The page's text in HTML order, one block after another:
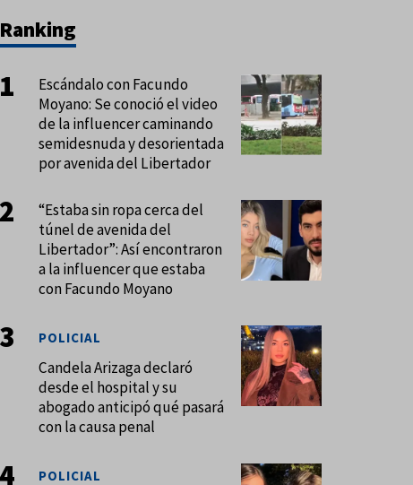
Ranking
Escándalo con Facundo
Moyano: Se conoció el video
de la influencer caminando
semidesnuda y desorientada
por avenida del Libertador
“Estaba sin ropa cerca del
túnel de avenida del
Libertador”: Así encontraron
a la influencer que estaba
con Facundo Moyano
Candela Arizaga declaró
desde el hospital y su
abogado anticipó qué pasará
con la causa penal
POLICIAL
POLICIAL